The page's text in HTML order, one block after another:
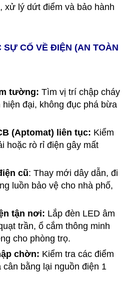
xử lý dứt điểm và bảo hành
SỰ CỐ VỀ ĐIỆN (AN TOÀN
tường: Tìm vị trí chập cháy
hiện đại, không đục phá bừa
(Aptomat) liên tục: Kiểm
hoặc rò rỉ điện gây mất
cũ: Thay mới dây dẫn, đi
luồn bảo vệ cho nhà phố,
tận nơi: Lắp đèn LED âm
trần, ổ cắm thông minh
cho phòng trọ.
chờn: Kiểm tra các điểm
cân bằng lại nguồn điện 1